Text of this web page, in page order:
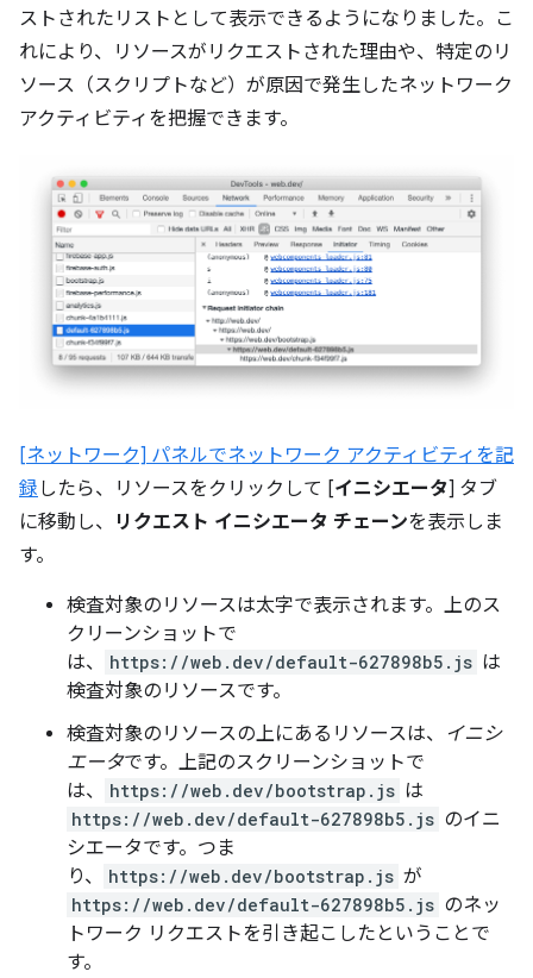
ストされたリストとして表示できるようになりました。こ
れにより、リソースがリクエストされた理由や、特定のリ
ソース（スクリプトなど）が原因で発生したネットワーク
アクティビティを把握できます。
[ネットワーク] パネルでネットワーク アクティビティを記
録 したら、リソースをクリックして [イニシエータ] タブ
に移動し、
リクエスト イニシエータ チェーンを表示しま
す。
検査対象のリソースは太字で表示されます。 上のス
クリーンショットで
は、
https://web.dev/default-627898b5.js は
検査対象のリソースです。
検査対象のリソースの上にあるリソースは、
イニシ
エータです。上記のスクリーンショットで
は、
https://web.dev/bootstrap.js は
https://web.dev/default-627898b5.js のイニ
シエータです。つま
り、
https://web.dev/bootstrap.js が
https://web.dev/default-627898b5.js のネッ
トワーク リクエストを引き起こしたということで
す。